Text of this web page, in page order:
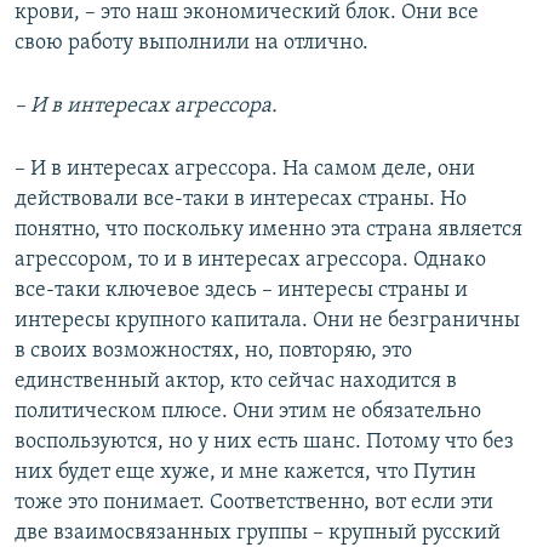
крови, – это наш экономический блок. Они все
свою работу выполнили на отлично.
– И в интересах агрессора.
– И в интересах агрессора. На самом деле, они
действовали все-таки в интересах страны. Но
понятно, что поскольку именно эта страна является
агрессором, то и в интересах агрессора. Однако
все-таки ключевое здесь – интересы страны и
интересы крупного капитала. Они не безграничны
в своих возможностях, но, повторяю, это
единственный актор, кто сейчас находится в
политическом плюсе. Они этим не обязательно
воспользуются, но у них есть шанс. Потому что без
них будет еще хуже, и мне кажется, что Путин
тоже это понимает. Соответственно, вот если эти
две взаимосвязанных группы – крупный русский